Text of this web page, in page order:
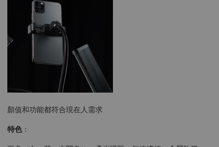
顏值和功能都符合現在人需求
特色：